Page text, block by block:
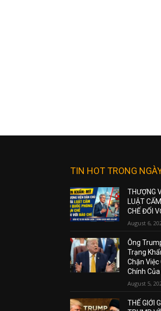
TIN HOT TRONG
THƯỢNG
LUẬT
CHẾ ĐỐI
August 6,
Ông
Trạng
Chặn Việc
Chính
August 5,
THẾ GIỚI